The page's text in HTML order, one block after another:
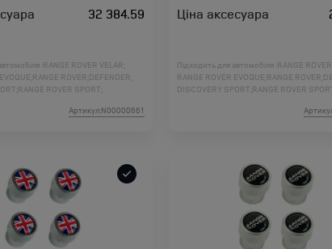
32 384.59
: RANGE ROVER VELAR;
RANGE ROVER; DEFENDER;
RANGE ROVER SPORT;
RANGE ROVER SPORT L461;
Артикул:N00000661
Ціна аксесуара
Підходить для автомобіля : RANGE ROVER
RANGE ROVER EVOQUE; RANGE ROVER;
DISCOVERY SPORT; RANGE ROVER
RANGE ROVER